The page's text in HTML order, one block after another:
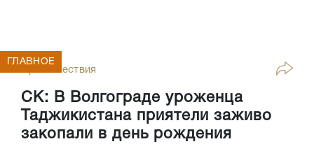
Происшествия
СК: В Волгограде уроженца
Таджикистана приятели заживо
закопали в день рождения
ГЛАВНОЕ